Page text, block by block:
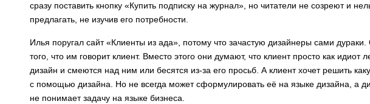
сразу поставить кнопку «Купить подписку на журнал», но читатели не созреют и
предлагать, не изучив его потребности.
Илья поругал сайт «Клиенты из ада», потому что зачастую дизайнеры сами
того, что им говорит клиент. Вместо этого они думают, что клиент просто как идиот
дизайн и смеются над ним или бесятся из-за его просьб. А клиент хочет решить
с помощью дизайна. Но не всегда может сформулировать её на языке дизайна, а
не понимает задачу на языке бизнеса.